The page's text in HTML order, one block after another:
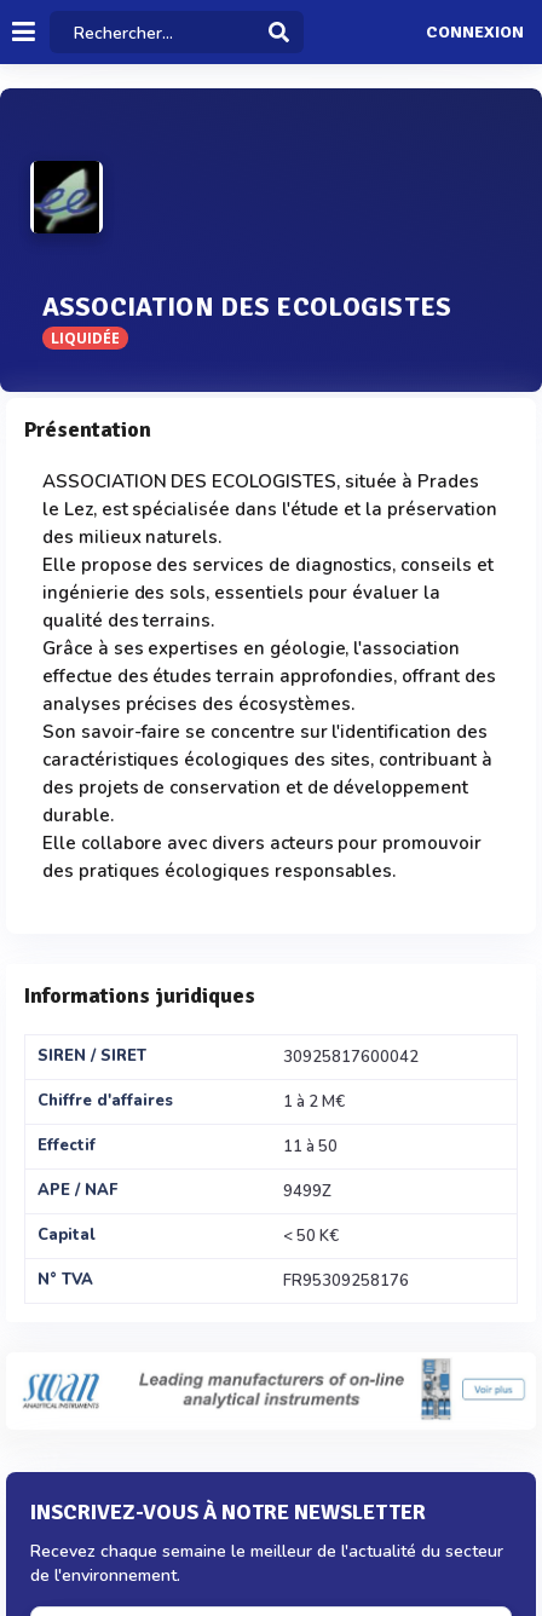
CONNEXION
ASSOCIATION DES ECOLOGISTES
LIQUIDÉE
Présentation
ASSOCIATION DES ECOLOGISTES, située à Prades
le Lez, est spécialisée dans l'étude et la préservation
des milieux naturels.
Elle propose des services de diagnostics, conseils et
ingénierie des sols, essentiels pour évaluer la
qualité des terrains.
Grâce à ses expertises en géologie, l'association
effectue des études terrain approfondies, offrant des
analyses précises des écosystèmes.
Son savoir-faire se concentre sur l'identification des
caractéristiques écologiques des sites, contribuant à
des projets de conservation et de développement
durable.
Elle collabore avec divers acteurs pour promouvoir
des pratiques écologiques responsables.
Informations juridiques
SIREN / SIRET
30925817600042
Chiffre d'affaires
1 à 2 M€
Effectif
11 à 50
APE / NAF
9499Z
Capital
< 50 K€
N° TVA
FR95309258176
INSCRIVEZ-VOUS À NOTRE NEWSLETTER
Recevez chaque semaine le meilleur de l'actualité du secteur
de l'environnement.